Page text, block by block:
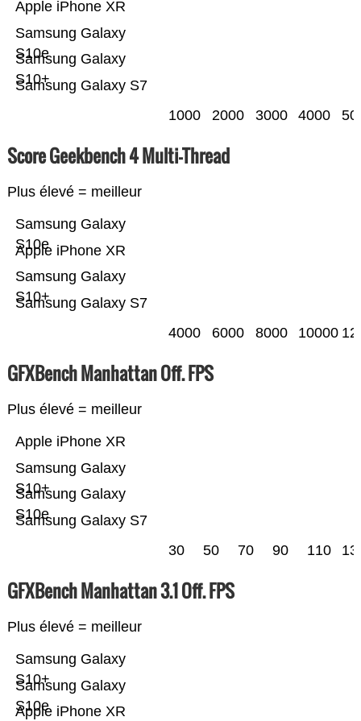
Samsung Galaxy S7
Samsung Galaxy
S10+
Samsung Galaxy
S10e
Apple iPhone XR
1000 2000 3000 4000
Score Geekbench 4 Multi-Thread
Plus élevé = meilleur
Samsung Galaxy S7
Samsung Galaxy
S10+
Apple iPhone XR
Samsung Galaxy
S10e
4000 6000 8000 10000
GFXBench Manhattan Off. FPS
Plus élevé = meilleur
Samsung Galaxy S7
Samsung Galaxy
S10e
Samsung Galaxy
S10+
Apple iPhone XR
30 50 70 90 110
GFXBench Manhattan 3.1 Off. FPS
Plus élevé = meilleur
Apple iPhone XR
Samsung Galaxy
S10e
Samsung Galaxy
S10+